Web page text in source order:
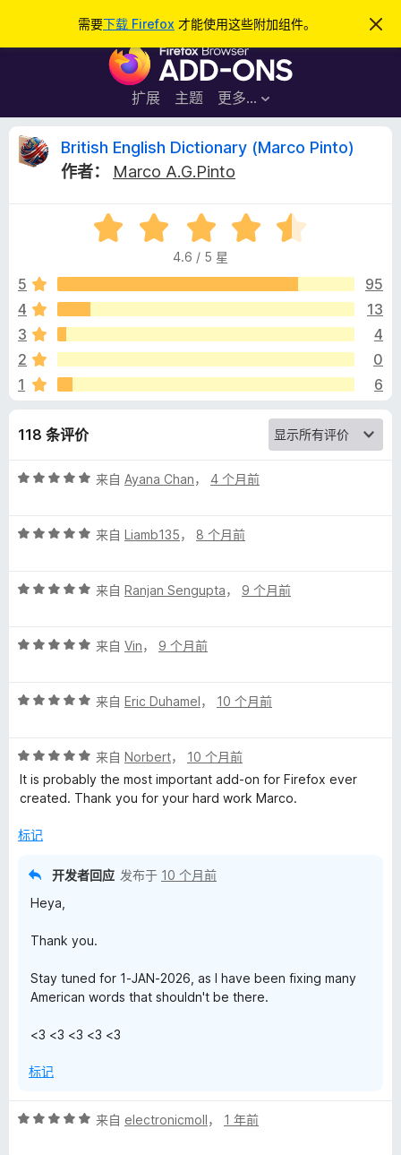
需要下载 Firefox 才能使用这些附加组件。
忽
此
F
r
e
f
x
览
器
附
加
件
扩展 主题 更多…
登录
B
t
i
s
E
g
l
i
h
D
i
t
i
o
n
r
British English Dictionary (Marco Pinto)
作者：
Marco A.G.Pinto
评
分
.
/
4.6 / 5 星
5
95
4
13
3
4
2
0
1
6
118 条评价
评
/
来自 Ayana Chan， 4 个月前
评
/
来自 Liamb135， 8 个月前
评
/
来自 Ranjan Sengupta， 9 个月前
评
/
来自 Vin， 9 个月前
评
/
5
来自 Eric Duhamel， 10 个月前
评
分
5
5
来自 Norbert， 10 个月前
It is probably the most important add-on for Firefox ever
created. Thank you for your hard work Marco.
标记
开发者回应 发布于 10 个月前
Heya,
Thank you.
Stay tuned for 1-JAN-2026, as I have been fixing many
American words that shouldn't be there.
<3 <3 <3 <3 <3
标记
评
来自 electronicmoll， 1 年前